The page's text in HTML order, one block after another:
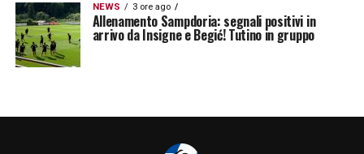
NEWS 3 ore ago
Allenamento Sampdoria: segnali positivi in
arrivo da Insigne e Begić! Tutino in gruppo